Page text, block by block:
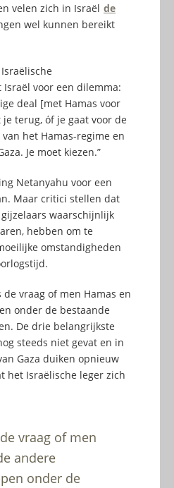
velen zich in Israël de
wel kunnen bereikt
voor een dilemma:
deal [met Hamas voor
terug, óf je gaat voor de
het Hamas-regime en
Je moet kiezen.”
Netanyahu voor een
Maar critici stellen dat
waarschijnlijk
hebben om te
omstandigheden
vraag of men Hamas en
onder de bestaande
De drie belangrijkste
steeds niet gevat en in
Gaza duiken opnieuw
het Israëlische leger zich
vraag of men
andere
onder de